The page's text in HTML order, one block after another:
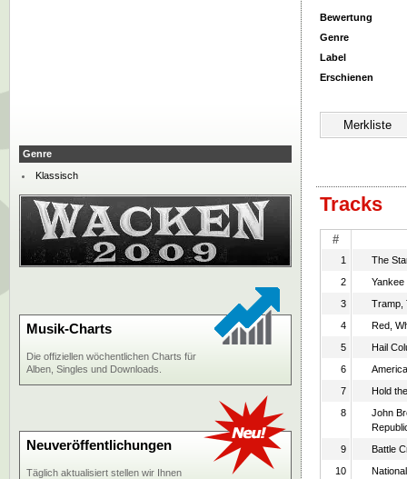
Bewertung
Genre
Label
Erschienen
Tracks
#
1
The
2
Yankee
3
Tramp,
4
Red,
5
Hail
6
7
Hold
8
John
9
Battle
10
Genre
Klassisch
Musik-Charts
Die offiziellen wöchentlichen Charts für
Alben, Singles und Downloads.
Neuveröffentlichungen
Täglich aktualisiert stellen wir Ihnen